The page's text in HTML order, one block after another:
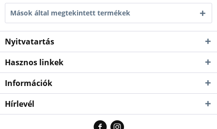
Mások által megtekintett termékek
Nyitvatartás
Hasznos linkek
Információk
Hírlevél